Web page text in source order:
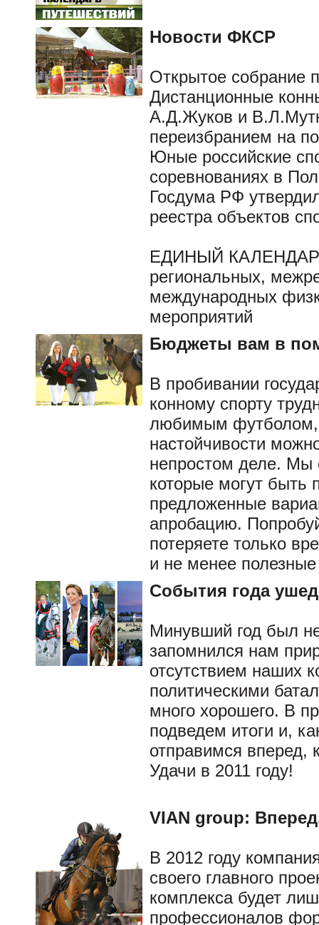
Новости ФКСР
Открытое собрание
Дистанционные
А.Д.Жуков и
переизбранием на
Юные российские
соревнованиях в
Госдума РФ
реестра объектов
ЕДИНЫЙ
региональных,
международных
мероприятий
Бюджеты вам в
В пробивании
конному спорту
любимым футболом,
настойчивости
непростом деле. Мы
которые могут быть
предложенные
апробацию.
потеряете только
и не менее полезные
События года
Минувший год был
запомнился нам
отсутствием наших
политическими
много хорошего. В
подведем итоги и,
отправимся
Удачи в 2011 году!
VIAN group:
В 2012 году
своего главного
комплекса будет
профессионалов